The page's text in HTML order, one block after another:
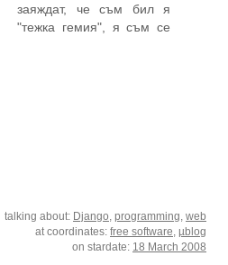
заяждат, че съм бил я
"тежка гемия", я съм се
talking about: Django programming web
at coordinates: free software µblog
on stardate: 18 March 2008